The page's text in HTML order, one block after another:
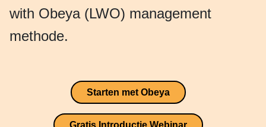
with Obeya (LWO) management
methode.
Starten met Obeya
Gratis Introductie Webinar